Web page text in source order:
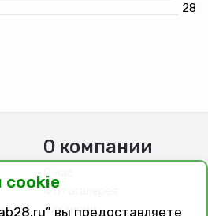
28
О компании
О нас
Фотогалерея
Вакансии
cookie
вы предоставляете